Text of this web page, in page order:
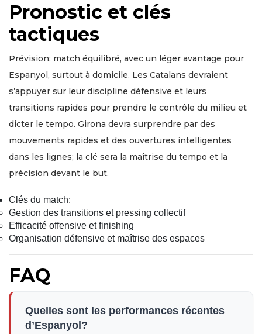
Pronostic et clés
tactiques
Prévision: match équilibré, avec un léger avantage pour
Espanyol, surtout à domicile. Les Catalans devraient
s’appuyer sur leur discipline défensive et leurs
transitions rapides pour prendre le contrôle du milieu et
dicter le tempo. Girona devra surprendre par des
mouvements rapides et des ouvertures intelligentes
dans les lignes; la clé sera la maîtrise du tempo et la
précision devant le but.
Clés du match:
Gestion des transitions et pressing collectif
Efficacité offensive et finishing
Organisation défensive et maîtrise des espaces
FAQ
Quelles sont les performances récentes
d’Espanyol?